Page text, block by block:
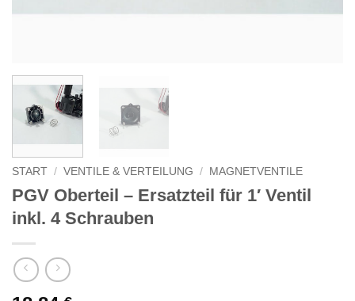
START / VENTILE & VERTEILUNG / MAGNETVENTILE
PGV Oberteil – Ersatzteil für 1′ Ventil
inkl. 4 Schrauben